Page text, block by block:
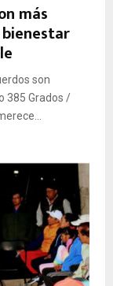
más
son
385 Grados /